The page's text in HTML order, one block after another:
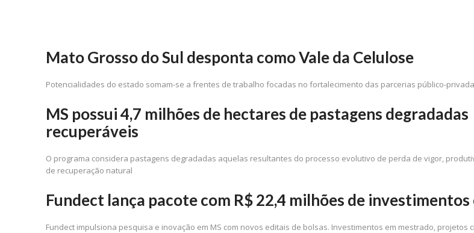
Mato Grosso do Sul desponta como Vale da Celulose
Potencialidades do estado somam-se a frentes de trabalho focadas no fortalecimento das parcerias público-
MS possui 4,7 milhões de hectares de pastagens degradadas
recuperáveis
O programa considera pastagens degradadas aquelas resultantes do processo evolutivo de perda de vigor,
de recuperação natural
Fundect lança pacote com R$ 22,4 milhões de investimentos
Fundect impulsiona pesquisa e inovação em MS com novos editais de bolsas. Investimentos em mestrado, projetos